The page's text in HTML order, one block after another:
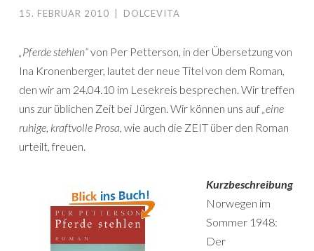
15. FEBRUAR 2010 DOLCEVITA
„Pferde stehlen“von Per Petterson, in der Übersetzung von
Ina Kronenberger, lautet der neue Titel von dem Roman,
den wir am 24.04.10 im Lesekreis besprechen. Wir treffen
uns zur üblichen Zeit bei Jürgen. Wir können uns auf„eine
ruhige, kraftvolle Prosa, wie auch die ZEIT über den Roman
urteilt, freuen.
Kurzbeschreibung
Norwegen im
Sommer 1948:
Der